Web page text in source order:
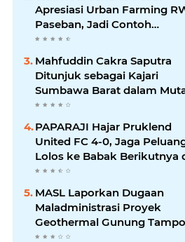
Apresiasi Urban Farming
Paseban, Jadi Contoh
Ketahanan Pangan dan
Warga
Mahfuddin Cakra Saputra
Ditunjuk sebagai Kajari
Sumbawa Barat dalam
Kejaksaan Agung
PAPARAJI Hajar Pruklend
United FC 4-0, Jaga
Lolos ke Babak Berikutnya
Turnamen 165 Cup HKBP
MASL Laporkan Dugaan
Maladministrasi Proyek
Geothermal Gunung
ke Ombudsman dan BPKP